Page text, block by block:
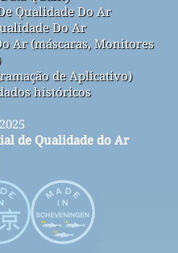
Qualidade Do Ar
Do Ar
Ar (máscaras, Monitores
de Aplicativo)
históricos
de Qualidade do Ar